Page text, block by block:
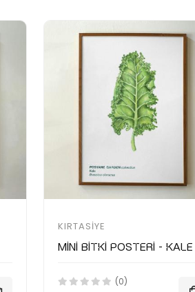
KIRTASIYE
Mini Bitki Posteri - Kale
(0)